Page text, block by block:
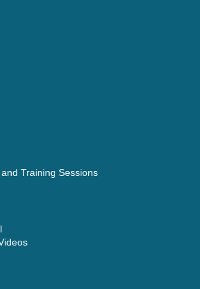
Training Sessions